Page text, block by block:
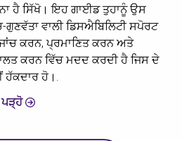
ਹੈ ਸਿੱਖੋ। ਇਹ ਗਾਈਡ ਤੁਹਾਨੂੰ ਉਸ
ਵਾਲੀ ਡਿਸਐਬਿਲਿਟੀ ਸਪੋਰਟ
ਕਰਨ, ਪ੍ਰਮਾਣਿਤ ਕਰਨ ਅਤੇ
ਕਰਨ ਵਿੱਚ ਮਦਦ ਕਰਦੀ ਹੈ ਜਿਸ ਦੇ
ਹੱਕਦਾਰ ਹੋ।.